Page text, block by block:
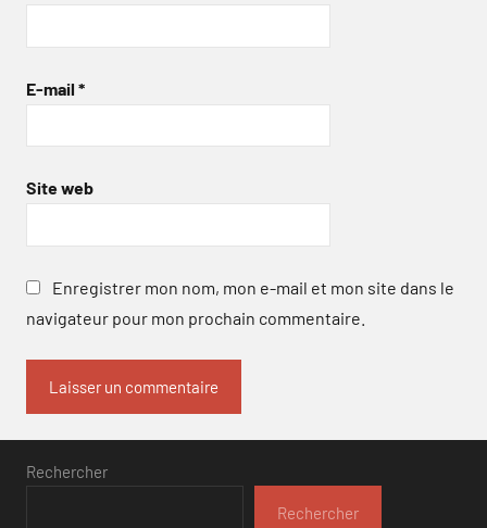
E-mail *
Site web
Enregistrer mon nom, mon e-mail et mon site dans le
navigateur pour mon prochain commentaire.
Rechercher
Rechercher